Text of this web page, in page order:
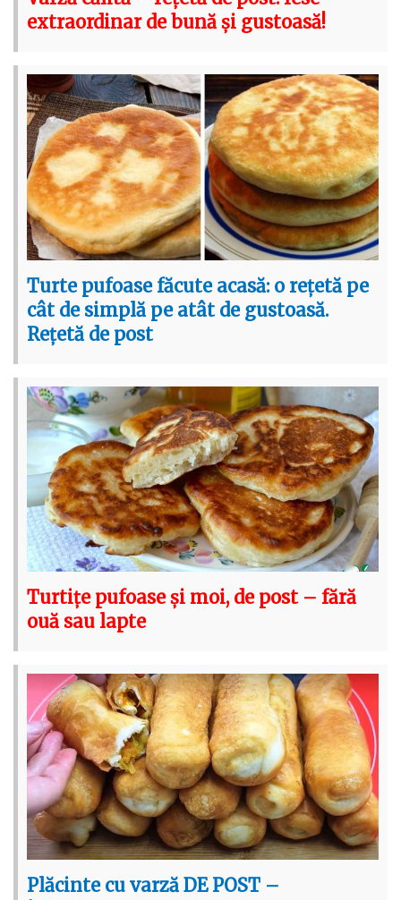
extraordinar de bună și gustoasă!
Turte pufoase făcute acasă: o rețetă pe
cât de simplă pe atât de gustoasă.
Rețetă de post
Turtițe pufoase și moi, de post – fără
ouă sau lapte
Plăcinte cu varză DE POST –